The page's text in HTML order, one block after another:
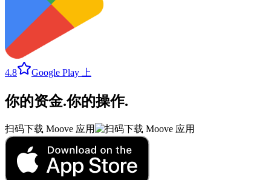
4.8 Google Play 上
你的资金.你的操作.
扫码下载 Moove 应用